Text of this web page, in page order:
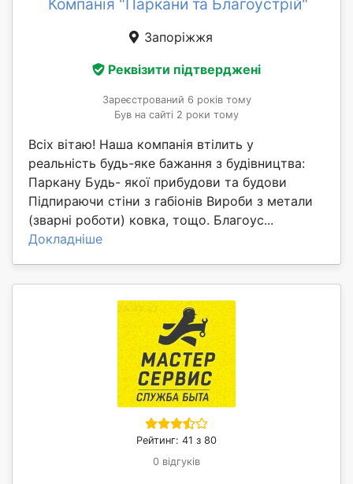
Запоріжжя
Реквізити підтверджені
Зареєстрований 6 років тому
Був на сайті 2 роки тому
Всіх вітаю! Наша компанія втілить у
реальність будь-яке бажання з будівництва:
Паркану Будь- якої прибудови та будови
Підпираючи стіни з габіонів Вироби з метали
(зварні роботи) ковка, тощо. Благоус...
Докладніше
Рейтинг: 41 з 80
0 відгуків